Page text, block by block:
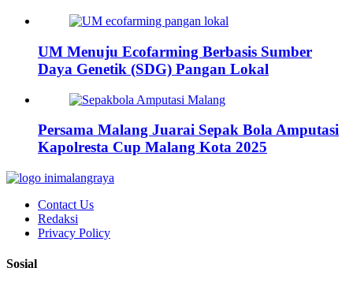
UM Menuju Ecofarming Berbasis Sumber
Daya Genetik (SDG) Pangan Lokal
Persama Malang Juarai Sepak Bola Amputasi
Kapolresta Cup Malang Kota 2025
Contact Us
Redaksi
Privacy Policy
Sosial